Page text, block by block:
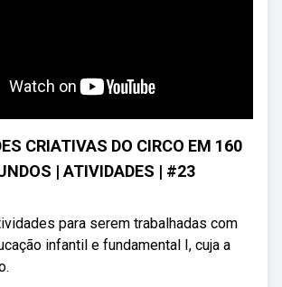
CRIATIVAS DO CIRCO EM 160
| ATIVIDADES | #23
para serem trabalhadas com
infantil e fundamental I, cuja a